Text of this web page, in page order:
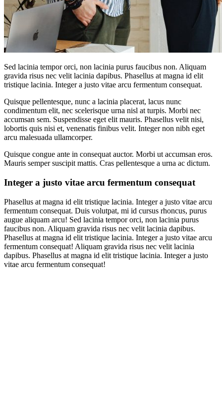
Sed lacinia tempor orci, non lacinia purus faucibus non. Aliquam
gravida risus nec velit lacinia dapibus. Phasellus at magna id elit
tristique lacinia. Integer a justo vitae arcu fermentum consequat.
Quisque pellentesque, nunc a lacinia placerat, lacus nunc
condimentum elit, nec scelerisque urna nisl at turpis. Morbi nec
accumsan sem. Suspendisse eget elit mauris. Phasellus velit nisi,
lobortis quis nisi et, venenatis finibus velit. Integer non nibh eget
arcu malesuada ullamcorper.
Quisque congue ante in consequat auctor. Morbi ut accumsan eros.
Mauris semper suscipit mattis. Cras pellentesque a urna ac dictum.
Integer a justo vitae arcu fermentum consequat
Phasellus at magna id elit tristique lacinia. Integer a justo vitae arcu
fermentum consequat. Duis volutpat, mi id cursus rhoncus, purus
augue aliquam arcu! Sed lacinia tempor orci, non lacinia purus
faucibus non. Aliquam gravida risus nec velit lacinia dapibus.
Phasellus at magna id elit tristique lacinia. Integer a justo vitae arcu
fermentum consequat! Aliquam gravida risus nec velit lacinia
dapibus. Phasellus at magna id elit tristique lacinia. Integer a justo
vitae arcu fermentum consequat!